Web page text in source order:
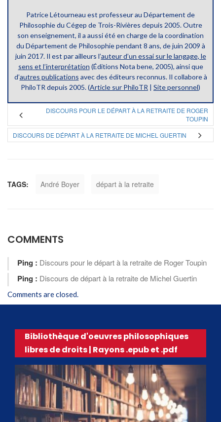
Patrice Létourneau est professeur au Département de
Philosophie du Cégep de Trois-Rivières depuis 2005. Outre
son enseignement, il a aussi été en charge de la coordination
du Département de Philosophie pendant 8 ans, de juin 2009 à
juin 2017. Il est par ailleurs l’auteur d’un essai sur le langage, le
sens et l’interprétation (Éditions Nota bene, 2005), ainsi que
d’autres publications avec des éditeurs reconnus. Il collabore à
PhiloTR depuis 2005. (Article sur PhiloTR | Site personnel)
DISCOURS POUR LE DÉPART À LA RETRAITE DE ROGER
TOUPIN
DISCOURS DE DÉPART À LA RETRAITE DE MICHEL GUERTIN
TAGS: André Boyer départ à la retraite
COMMENTS
Ping : Discours pour le départ à la retraite de Roger Toupin
Ping : Discours de départ à la retraite de Michel Guertin
Comments are closed.
Bibliothèque d'oeuvres philosophiques
libres de droits | Rayons .epub et .pdf